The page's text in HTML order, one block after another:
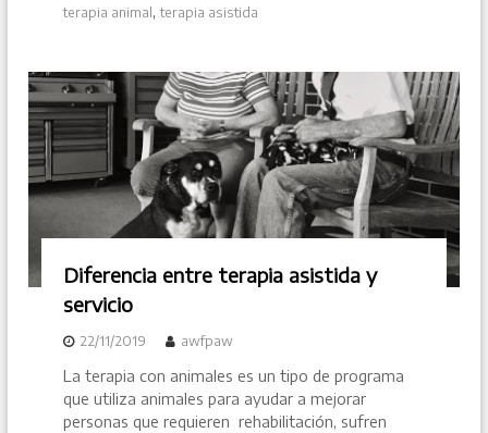
terapia animal ,terapia asistida
Diferencia entre terapia asistida y
servicio
22/11/2019 awfpaw
La terapia con animales es un tipo de programa
que utiliza animales para ayudar a mejorar
personas que requieren rehabilitación, sufren